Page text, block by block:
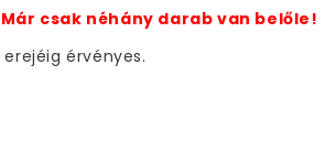
csak néhány darab van belőle!
érvényes.